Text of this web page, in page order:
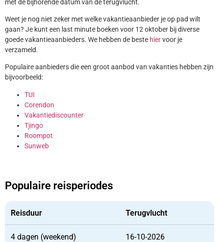
met de bijhorende datum van de terugvlucht.
Weet je nog niet zeker met welke vakantieaanbieder je op pad wilt
gaan? Je kunt een last minute boeken voor 12 oktober bij diverse
goede vakantieaanbieders. We hebben de beste hiervoor je
verzameld.
Populaire aanbieders die een groot aanbod van vakanties hebben zijn
bijvoorbeeld:
TUI
Corendon
Vakantiediscounter
Tjingo
Roompot
Sunweb
Populaire reisperiodes
Reisduur Terugvlucht
4 dagen (weekend) 16-10-2026